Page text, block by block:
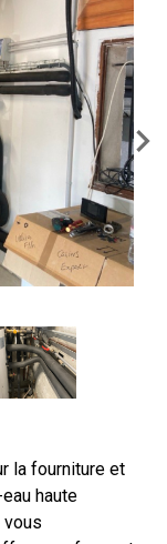
la fourniture et
haute
vous